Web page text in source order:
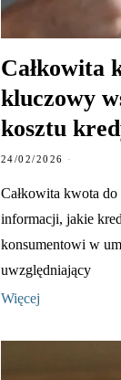
Całkowita
kluczowy
kosztu
24/02/2026
Całkowita kwota do
informacji, jakie
konsumentowi w
uwzględniający
Więcej